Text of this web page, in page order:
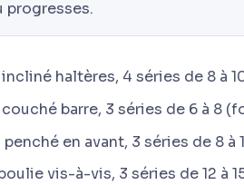
progresses.
haltères, 4 séries de 8 à
barre, 3 séries de 6 à 8
en avant, 3 séries de 8 à
vis-à-vis, 3 séries de 12 à